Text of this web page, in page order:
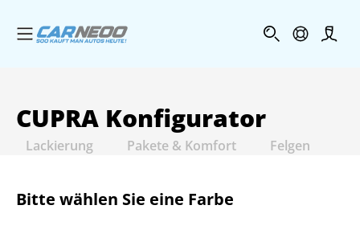
Menü öffnen
CUPRA Konfigurator
Lackierung Pakete & Komfort Felgen
Bitte wählen Sie eine Farbe